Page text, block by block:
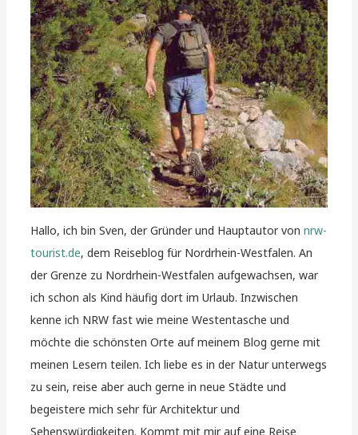
Hallo, ich bin Sven, der Gründer und Hauptautor vonnrw-
tourist.de, dem Reiseblog für Nordrhein-Westfalen. An
der Grenze zu Nordrhein-Westfalen aufgewachsen, war
ich schon als Kind häufig dort im Urlaub. Inzwischen
kenne ich NRW fast wie meine Westentasche und
möchte die schönsten Orte auf meinem Blog gerne mit
meinen Lesern teilen. Ich liebe es in der Natur unterwegs
zu sein, reise aber auch gerne in neue Städte und
begeistere mich sehr für Architektur und
Sehenswürdigkeiten. Kommt mit mir auf eine Reise